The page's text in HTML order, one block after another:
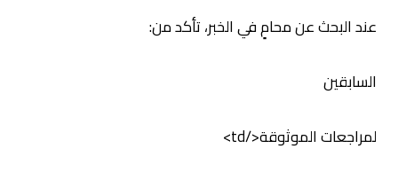
عند البحث عن محامٍ في الخبر، تأكد من:
السابقين
لمراجعات الموثوقة</td>